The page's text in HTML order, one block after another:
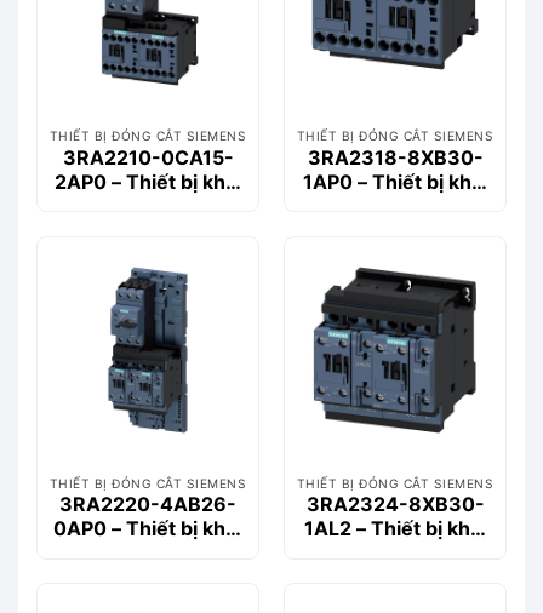
THIẾT BỊ ĐÓNG CẮT SIEMENS
3RA2210-0CA15-
2AP0 – Thiết bị khởi
THIẾT BỊ ĐÓNG CẮT SIEMENS
3RA2318-8XB30-
1AP0 – Thiết bị khởi
THIẾT BỊ ĐÓNG CẮT SIEMENS
3RA2220-4AB26-
0AP0 – Thiết bị khởi
THIẾT BỊ ĐÓNG CẮT SIEMENS
3RA2324-8XB30-
1AL2 – Thiết bị khởi